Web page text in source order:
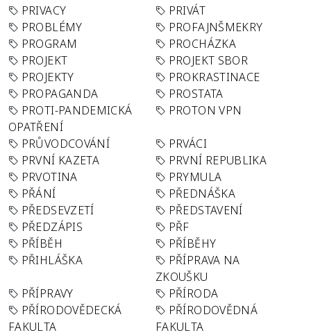
PRIVACY
PRIVÁT
PROBLÉMY
PROFAJNŠMEKRY
PROGRAM
PROCHÁZKA
PROJEKT
PROJEKT SBOR
PROJEKTY
PROKRASTINACE
PROPAGANDA
PROSTATA
PROTI-PANDEMICKÁ
OPATŘENÍ
PROTON VPN
PRŮVODCOVÁNÍ
PRVÁCI
PRVNÍ KAZETA
PRVNÍ REPUBLIKA
PRVOTINA
PRYMULA
PŘÁNÍ
PŘEDNÁŠKA
PŘEDSEVZETÍ
PŘEDSTAVENÍ
PŘEDZÁPIS
PŘF
PŘÍBĚH
PŘÍBĚHY
PŘIHLÁŠKA
PŘÍPRAVA NA
ZKOUŠKU
PŘÍPRAVY
PŘÍRODA
PŘÍRODOVĚDECKÁ
FAKULTA
PŘÍRODOVĚDNÁ
FAKULTA